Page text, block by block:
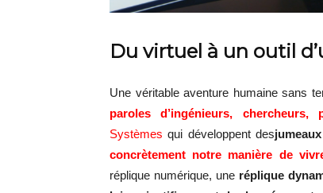
Du virtuel à un outil
Une véritable aventure humaine sans
paroles d’ingénieurs, chercheurs,
Systèmesqui développent des
concrètement notre manière de
réplique numérique, une réplique